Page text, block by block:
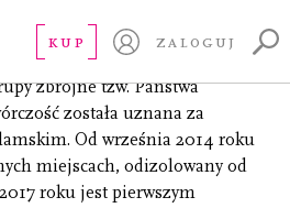
KUP ZALOGUJ
pochodzący z Mosulu. Po
zbrojne tzw. Państwa
została uznana za
Od września 2014 roku
miejscach, odizolowany od
roku jest pierwszym